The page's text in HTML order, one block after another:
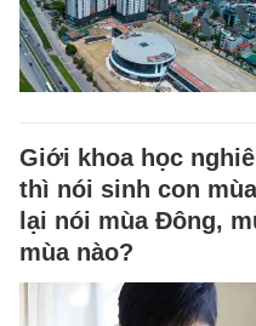
Giới khoa học
thì nói sinh con
lại nói mùa Đông,
mùa nào?